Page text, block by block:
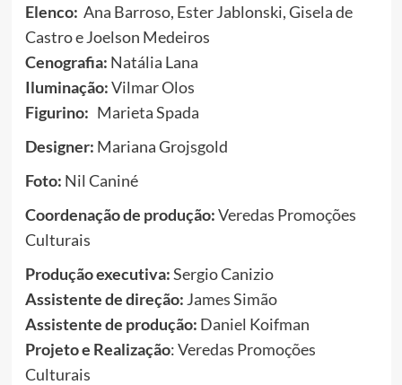
Elenco: Ana Barroso, Ester Jablonski, Gisela de
Castro e Joelson Medeiros
Cenografia: Natália Lana
Iluminação:Vilmar Olos
Figurino: Marieta Spada
Designer: Mariana Grojsgold
Foto: Nil Caniné
Coordenação de produção:Veredas Promoções
Culturais
Produção executiva:Sergio Canizio
Assistente de direção: James Simão
Assistente de produção: Daniel Koifman
Projeto e Realização: Veredas Promoções
Culturais